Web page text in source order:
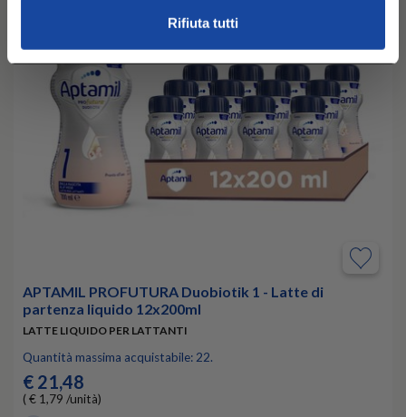
Rifiuta tutti
APTAMIL PROFUTURA Duobiotik 1 - Latte di
partenza liquido 12x200ml
LATTE LIQUIDO PER LATTANTI
Quantità massima acquistabile: 22.
€ 21,48
( € 1,79 /unità)